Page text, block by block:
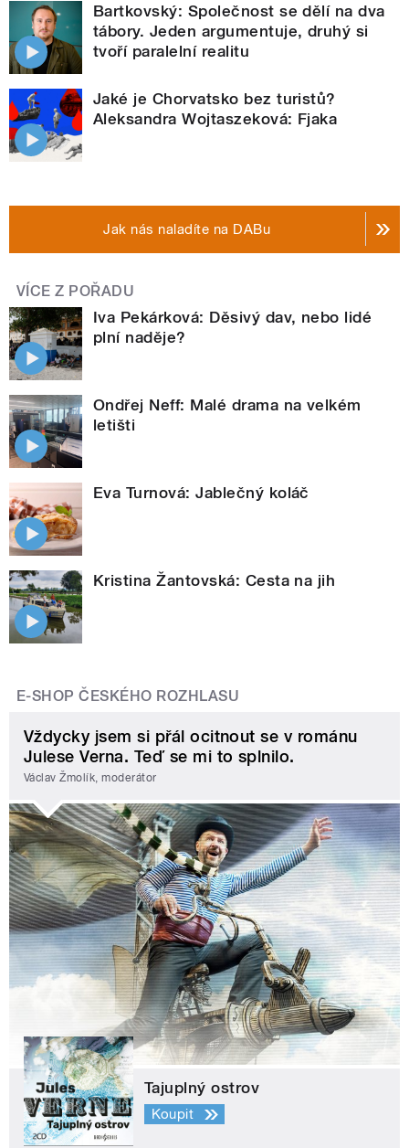
Bartkovský: Společnost se dělí na dva
tábory. Jeden argumentuje, druhý si
tvoří paralelní realitu
Jaké je Chorvatsko bez turistů?
Aleksandra Wojtaszeková: Fjaka
Jak nás naladíte na DABu
VÍCE Z POŘADU
Iva Pekárková: Děsivý dav, nebo lidé
plní naděje?
Ondřej Neff: Malé drama na velkém
letišti
Eva Turnová: Jablečný koláč
Kristina Žantovská: Cesta na jih
E-SHOP ČESKÉHO ROZHLASU
Vždycky jsem si přál ocitnout se v románu
Julese Verna. Teď se mi to splnilo.
Václav Žmolík, moderátor
Tajuplný ostrov
Koupit